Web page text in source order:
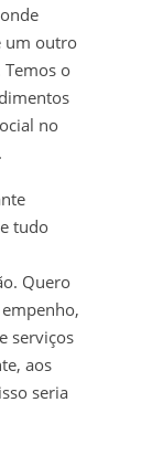
um outro
o
no
tudo
Quero
serviços
aos
seria